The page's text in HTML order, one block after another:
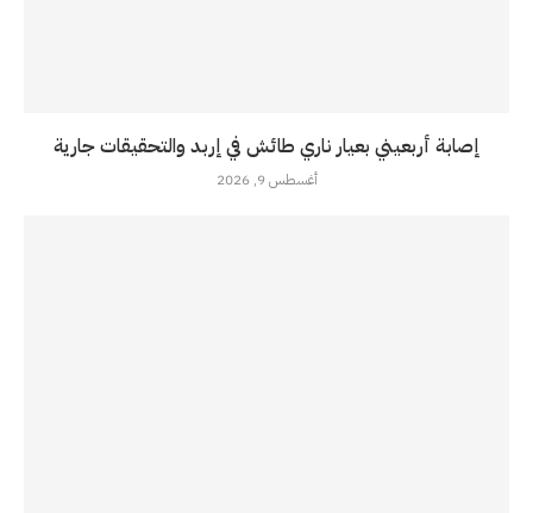
إصابة أربعيني بعيار ناري طائش في إربد والتحقيقات جارية
أغسطس 9, 2026